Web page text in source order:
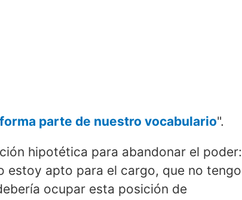
parte de nuestro vocabulario".
hipotética para abandonar el poder:
estoy apto para el cargo, que no tengo
ocupar esta posición de